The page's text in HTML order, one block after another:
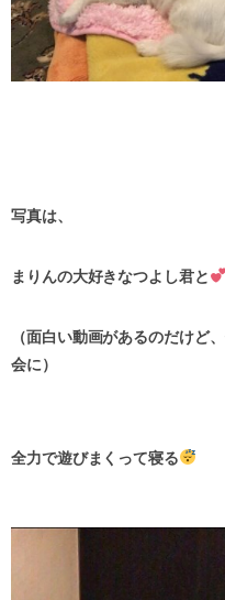
写真は、
まりんの大好きなつよし君と
（面白い動画があるのだけど
会に）
全力で遊びまくって寝る